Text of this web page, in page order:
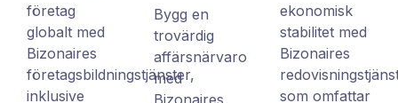
företag
globalt med
Bizonaires
företagsbildningstjänster,
inklusive
Bygg en
trovärdig
affärsnärvaro
med
Bizonaires
ekonomisk
stabilitet med
Bizonaires
som omfattar